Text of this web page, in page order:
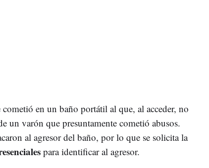
en un baño portátil al que, al acceder, no
un varón que presuntamente cometió abusos.
al agresor del baño, por lo que se solicita la
para identificar al agresor.